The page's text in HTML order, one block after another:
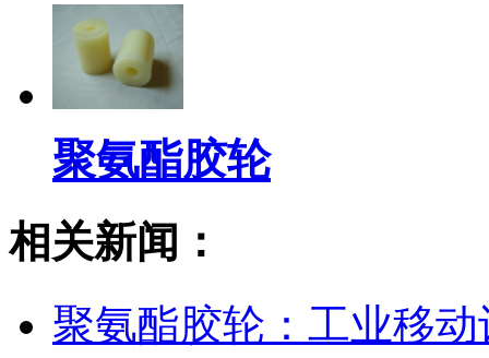
聚氨酯胶轮
相关新闻：
聚氨酯胶轮：工业移